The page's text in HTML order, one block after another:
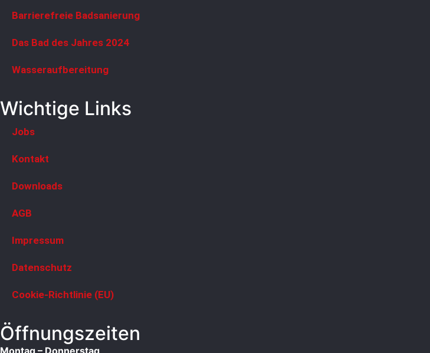
Barrierefreie Badsanierung
Das Bad des Jahres 2024
Wasseraufbereitung
Wichtige Links
Jobs
Kontakt
Downloads
AGB
Impressum
Datenschutz
Cookie-Richtlinie (EU)
Öffnungszeiten